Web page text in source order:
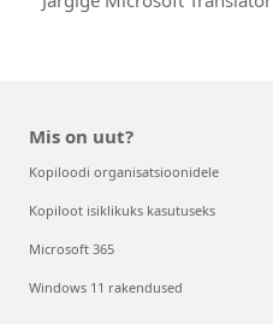
Mis on uut?
Kopiloodi organisatsioonidele
Kopiloot isiklikuks kasutuseks
Microsoft 365
Windows 11 rakendused